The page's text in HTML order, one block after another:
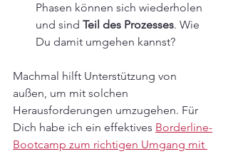
Phasen können sich wiederholen
und sind Teil des Prozesses. Wie
Du damit umgehen kannst?
Machmal hilft Unterstützung von
außen, um mit solchen
Herausforderungen umzugehen. Für
Dich habe ich ein effektives Borderline-
Bootcamp zum richtigen Umgang mit